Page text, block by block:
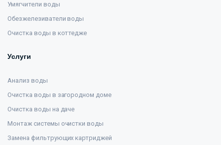
Умягчители воды
Обезжелезиватели воды
Очистка воды в коттедже
Услуги
Анализ воды
Очистка воды в загородном доме
Очистка воды на даче
Монтаж системы очистки воды
Замена фильтрующих картриджей